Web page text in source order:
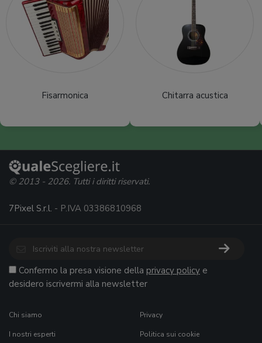
Fisarmonica Chitarra acustica
© 2013 - 2026. Tutti i diritti riservati.
7Pixel S.r.l. - P.IVA 03386810968
Confermo la presa visione della privacy policy e
desidero iscrivermi alla newsletter
Chi siamo
I nostri esperti
Privacy
Politica sui cookie